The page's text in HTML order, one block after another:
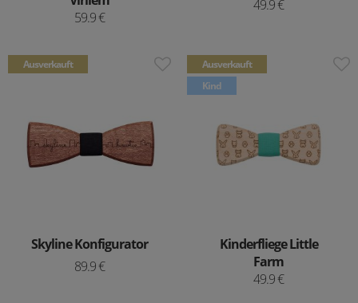
59.9 €
49.9 €
Ausverkauft
Skyline Konfigurator
89.9 €
Ausverkauft
Kind
Kinderfliege Little
Farm
49.9 €